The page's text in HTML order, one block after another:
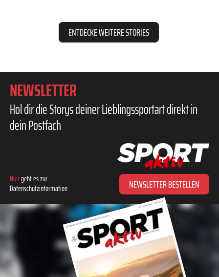
ENTDECKE WEITERE STORIES
NEWSLETTER
Hol dir die Storys deiner Lieblingssportart direkt in
dein Postfach
Hiergeht es zur
Datenschutzinformation
NEWSLETTER BESTELLEN